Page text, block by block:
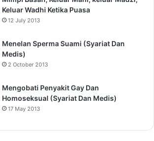
Keluar Wadhi Ketika Puasa
12 July 2013
Menelan Sperma Suami (Syariat Dan
Medis)
2 October 2013
Mengobati Penyakit Gay Dan
Homoseksual (Syariat Dan Medis)
17 May 2013